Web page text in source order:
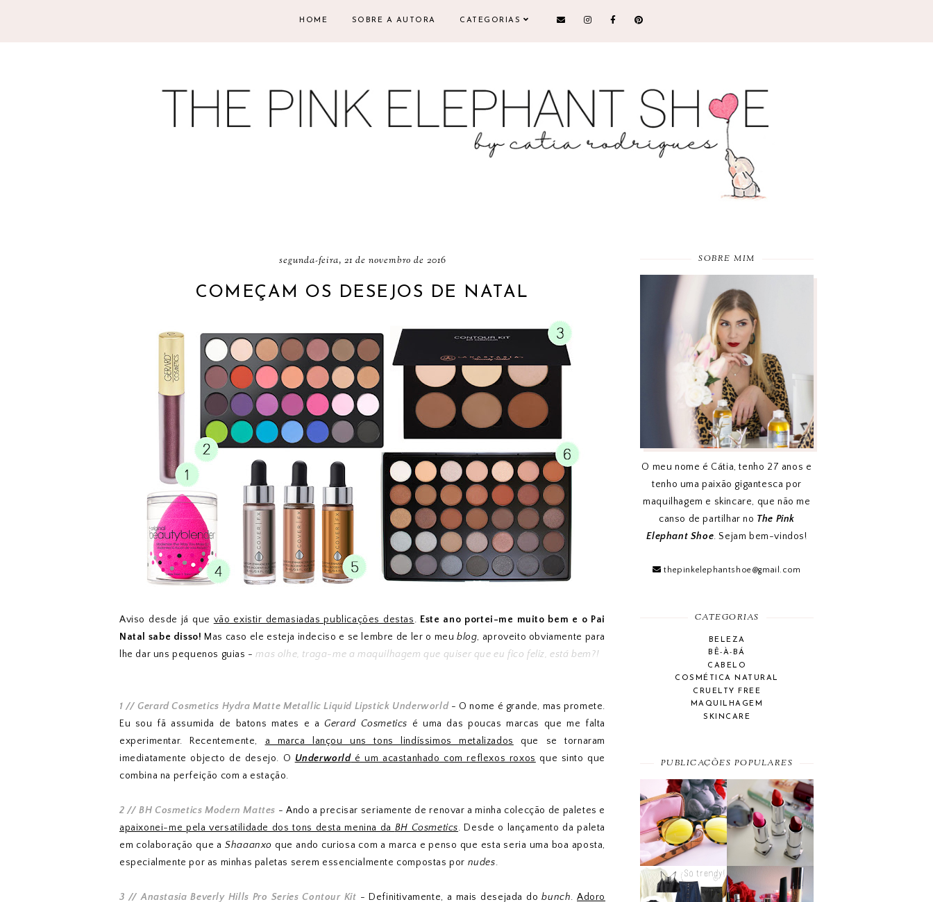
HOME SOBRE A AUTORA CATEGORIAS
segunda-feira, 21 de novembro de 2016
COMEÇAM OS DESEJOS DE NATAL
Aviso desde já que vão existir demasiadas publicações destas. Este ano portei-me muito bem e o Pai
Natal sabe disso! Mas caso ele esteja indeciso e se lembre de ler o meublog, aproveito obviamente para
lhe dar uns pequenos guias -mas olhe, traga-me a maquilhagem que quiser que eu fico feliz, está bem?!
1 // Gerard Cosmetics Hydra Matte Metallic Liquid Lipstick Underworld - O nome é grande, mas promete.
Eu sou fã assumida de batons mates e aGerard Cosmetics é uma das poucas marcas que me falta
experimentar. Recentemente, a marca lançou uns tons lindíssimos metalizados
que se tornaram
imediatamente objecto de desejo. O Underworldé um acastanhado com reflexos roxos que sinto que
combina na perfeição com a estação.
2 // BH Cosmetics Modern Mattes - Ando a precisar seriamente de renovar a minha colecção de paletes e
apaixonei-me pela versatilidade dos tons desta menina da BH Cosmetics. Desde o lançamento da paleta
em colaboração que aShaaanxo que ando curiosa com a marca e penso que esta seria uma boa aposta,
especialmente por as minhas paletas serem essencialmente compostas por nudes.
3 // Anastasia Beverly Hills Pro Series Contour Kit - Definitivamente, a mais desejada dobunch. Adoro
SOBRE MIM
O meu nome é Cátia, tenho 27 anos e
tenho uma paixão gigantesca por
maquilhagem e skincare, que não me
canso de partilhar no The Pink
Elephant Shoe. Sejam bem-vindos!
thepinkelephantshoe@gmail.com
CATEGORIAS
BELEZA
BÊ-À-BÁ
CABELO
COSMÉTICA NATURAL
CRUELTY FREE
MAQUILHAGEM
SKINCARE
PUBLICAÇÕES POPULARES
SUMMER
ESSENTIAL
A MAYBELLINE
AFFAIR